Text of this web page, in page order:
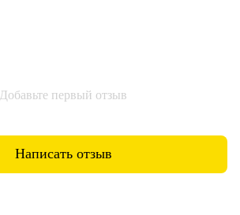
Добавьте первый отзыв
Написать отзыв